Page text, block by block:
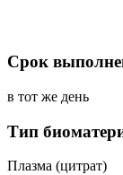
Срок
в тот же день
Тип
Плазма (цитрат)